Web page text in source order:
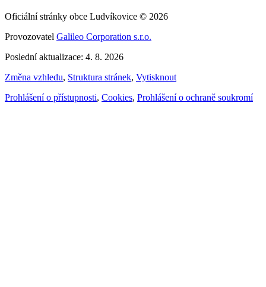
Oficiální stránky obce Ludvíkovice © 2026
Provozovatel Galileo Corporation s.r.o.
Poslední aktualizace: 4. 8. 2026
Změna vzhledu, Struktura stránek, Vytisknout
Prohlášení o přístupnosti, Cookies, Prohlášení o ochraně soukromí